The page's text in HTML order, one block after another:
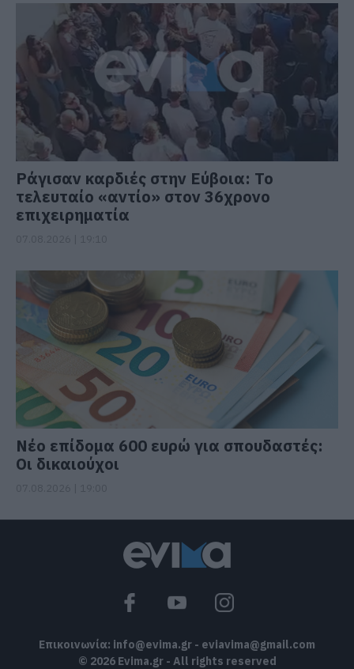
Ράγισαν καρδιές στην Εύβοια: Το
τελευταίο «αντίο» στον 36χρονο
επιχειρηματία
Νέο επίδομα 600 ευρώ για σπουδαστές:
Οι δικαιούχοι
Επικοινωνία: info@evima.gr - eviavima@gmail.com
© 2026 Evima.gr - All rights reserved